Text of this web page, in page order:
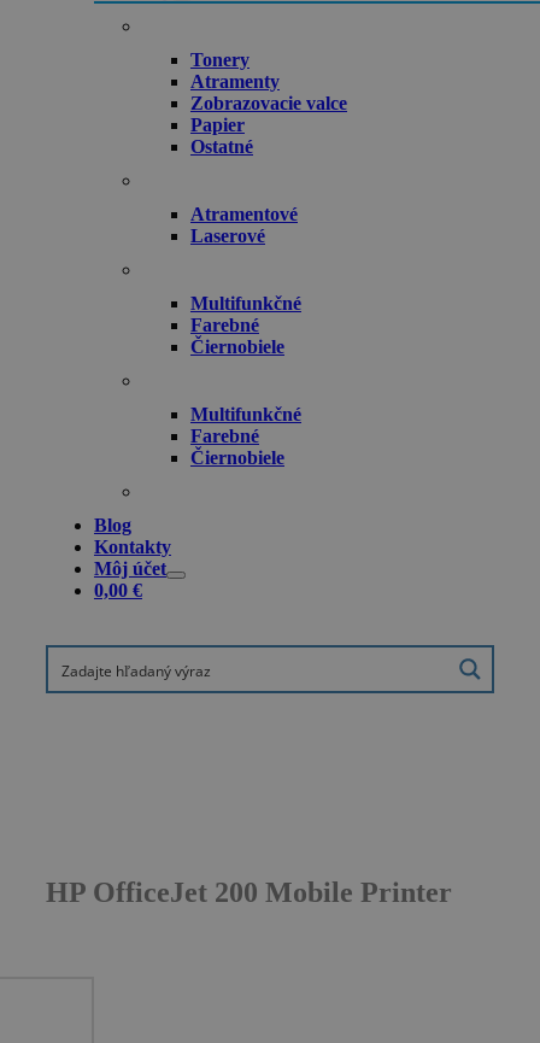
Tonery
Atramenty
Zobrazovacie valce
Papier
Ostatné
Atramentové
Laserové
Multifunkčné
Farebné
Čiernobiele
Multifunkčné
Farebné
Čiernobiele
Blog
Kontakty
Môj účet
0,00 €
HP OfficeJet 200 Mobile Printer